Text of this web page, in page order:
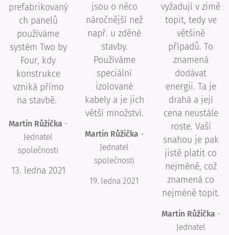
prefabrikovaný
ch panelů
používáme
systém Two by
Four, kdy
konstrukce
vzniká přímo
na stavbě.
Martin Růžička -
Jednatel
společnosti
13. ledna 2021
jsou o něco
náročnější než
např. u zděné
stavby.
Používáme
speciální
izolované
kabely a je jich
větší množství.
Martin Růžička -
Jednatel
společnosti
19. ledna 2021
vyžadují v zimě
topit, tedy ve
většině
případů. To
znamená
dodávat
energii. Ta je
drahá a její
cena neustále
roste. Vaší
snahou je pak
jistě platit co
nejméně, což
znamená co
nejméně topit.
Martin Růžička -
Jednatel